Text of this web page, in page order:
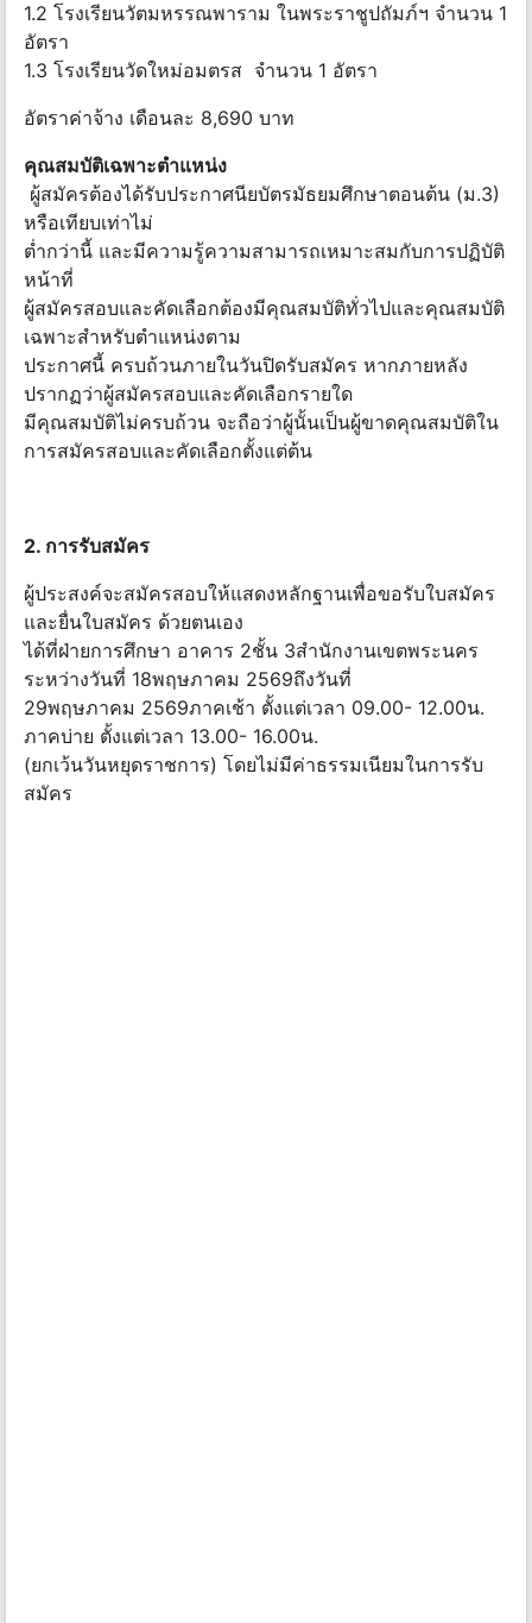
1.2 โรงเรียนวัตมหรรณพาราม ในพระราชูปถัมภ์ฯ จำนวน 1
อัตรา
1.3 โรงเรียนวัดใหม่อมตรส จำนวน 1 อัตรา
อัตราค่าจ้าง เดือนละ 8,690 บาท
คุณสมบัติเฉพาะตำแหน่ง
ผู้สมัครต้องได้รับประกาศนียบัตรมัธยมศึกษาตอนต้น (ม.3)
หรือเทียบเท่าไม่
ต่ำกว่านี้ และมีความรู้ความสามารถเหมาะสมกับการปฏิบัติ
หน้าที่
ผู้สมัครสอบและคัดเลือกต้องมีคุณสมบัติทั่วไปและคุณสมบัติ
เฉพาะสำหรับตำแหน่งตาม
ประกาศนี้ ครบถ้วนภายในวันปิดรับสมัคร หากภายหลัง
ปรากฏว่าผู้สมัครสอบและคัดเลือกรายใด
มีคุณสมบัติไม่ครบถ้วน จะถือว่าผู้นั้นเป็นผู้ขาดคุณสมบัติใน
การสมัครสอบและคัดเลือกตั้งแต่ต้น
2. การรับสมัคร
ผู้ประสงค์จะสมัครสอบให้แสดงหลักฐานเพื่อขอรับใบสมัคร
และยื่นใบสมัคร ด้วยตนเอง
ได้ที่ฝ่ายการศึกษา อาคาร 2ชั้น 3สำนักงานเขตพระนคร
ระหว่างวันที่ 18พฤษภาคม 2569ถึงวันที่
29พฤษภาคม 2569ภาคเช้า ตั้งแต่เวลา 09.00- 12.00น.
ภาคบ่าย ตั้งแต่เวลา 13.00- 16.00น.
(ยกเว้นวันหยุดราชการ) โดยไม่มีค่าธรรมเนียมในการรับ
สมัคร